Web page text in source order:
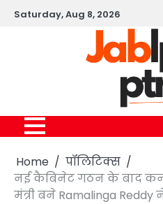
SkipSaturday, Aug 8, 2026
Home
पॉलिटिक्स
नई कैबिनेट गठन के बाद
मंत्री बने Ramalinga Reddy